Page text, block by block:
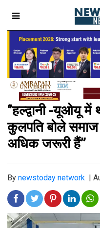
‘’हल्द्वानी -यूओयू में
कुलपति बोले समाज
अधिक जरूरी हैं’’
By newstoday network